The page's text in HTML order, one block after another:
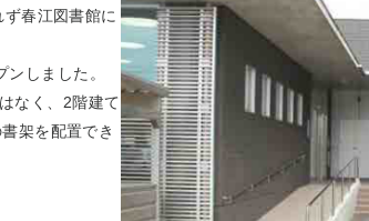
春江図書館に
しました。
なく、2階建て
架を配置でき